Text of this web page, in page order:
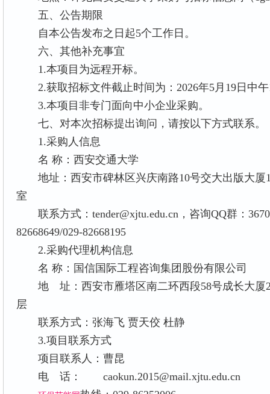
五、公告期限
自本公告发布之日起5个工作日。
六、其他补充事宜
1.本项目为远程开标。
2.获取招标文件截止时间为：2026年5月19日中午
3.本项目非专门面向中小企业采购。
七、对本次招标提出询问，请按以下方式联系。
1.采购人信息
名 称：西安交通大学
地址：西安市碑林区兴庆南路10号交大出版大厦
室
联系方式：tender@xjtu.edu.cn，咨询QQ群：
82668649/029-82668195
2.采购代理机构信息
名 称：国信国际工程咨询集
地 址：西安市雁塔区南二环西段58号成长大厦
层
联系方式：张海飞 贾天佼
3.项目联系方式
项目联系人：曹昆
电 话： caokun.2015@mail.xjtu.edu.cn